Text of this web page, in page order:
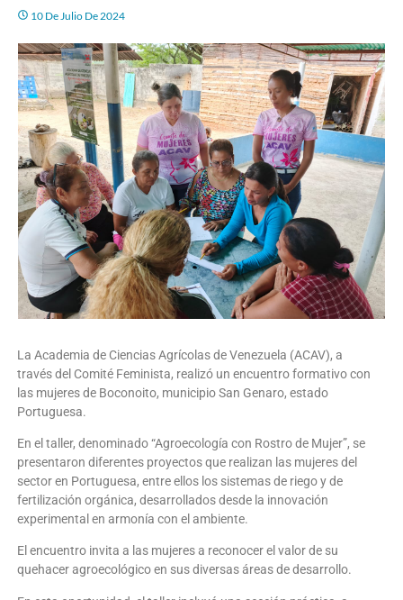
10 De Julio De 2024
La Academia de Ciencias Agrícolas de Venezuela (ACAV), a
través del Comité Feminista, realizó un encuentro formativo con
las mujeres de Boconoito, municipio San Genaro, estado
Portuguesa.
En el taller, denominado “Agroecología con Rostro de Mujer”, se
presentaron diferentes proyectos que realizan las mujeres del
sector en Portuguesa, entre ellos los sistemas de riego y de
fertilización orgánica, desarrollados desde la innovación
experimental en armonía con el ambiente.
El encuentro invita a las mujeres a reconocer el valor de su
quehacer agroecológico en sus diversas áreas de desarrollo.